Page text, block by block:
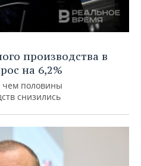
производства в
на 6,2%
чем половины
снизились